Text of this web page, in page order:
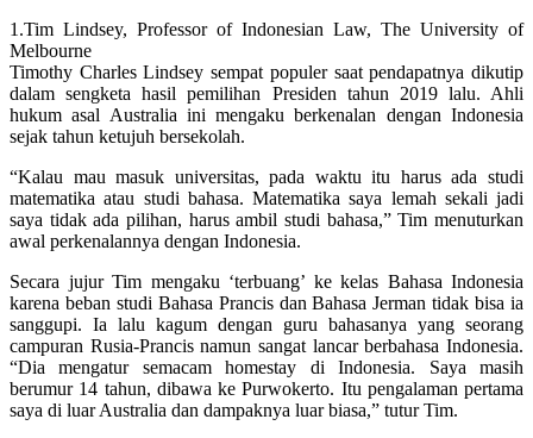
1.Tim Lindsey, Professor of Indonesian Law, The University of
Melbourne
Timothy Charles Lindsey sempat populer saat pendapatnya dikutip
dalam sengketa hasil pemilihan Presiden tahun 2019 lalu. Ahli
hukum asal Australia ini mengaku berkenalan dengan Indonesia
sejak tahun ketujuh bersekolah.
“Kalau mau masuk universitas, pada waktu itu harus ada studi
matematika atau studi bahasa. Matematika saya lemah sekali jadi
saya tidak ada pilihan, harus ambil studi bahasa,” Tim menuturkan
awal perkenalannya dengan Indonesia.
Secara jujur Tim mengaku ‘terbuang’ ke kelas Bahasa Indonesia
karena beban studi Bahasa Prancis dan Bahasa Jerman tidak bisa ia
sanggupi. Ia lalu kagum dengan guru bahasanya yang seorang
campuran Rusia-Prancis namun sangat lancar berbahasa Indonesia.
“Dia mengatur semacam homestay di Indonesia. Saya masih
berumur 14 tahun, dibawa ke Purwokerto. Itu pengalaman pertama
saya di luar Australia dan dampaknya luar biasa,” tutur Tim.